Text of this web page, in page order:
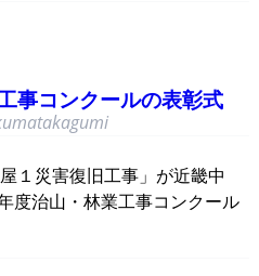
事コンクールの表彰式
１災害復旧工事」が近畿中
度治山・林業工事コンクール